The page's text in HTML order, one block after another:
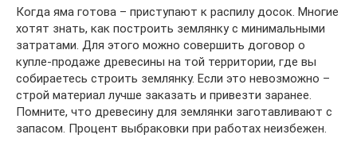
Когда яма готова – приступают к распилу досок. Многие
хотят знать, как построить землянку с минимальными
затратами. Для этого можно совершить договор о
купле-продаже древесины на той территории, где вы
собираетесь строить землянку. Если это невозможно –
строй материал лучше заказать и привезти заранее.
Помните, что древесину для землянки заготавливают с
запасом. Процент выбраковки при работах неизбежен.